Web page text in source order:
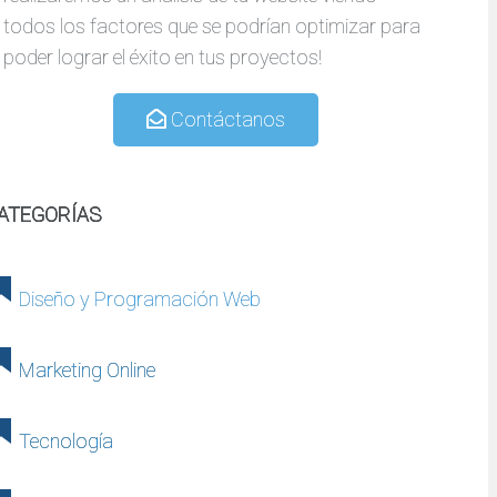
todos los factores que se podrían optimizar para
poder lograr el éxito en tus proyectos!
Contáctanos
Diseño y Programación Web
Marketing Online
Tecnología